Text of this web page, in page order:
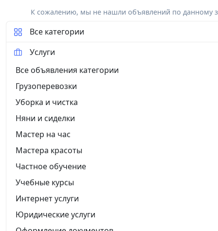
К сожалению, мы не нашли объявлений по данному
Все категории
Услуги
Все объявления категории
Грузоперевозки
Уборка и чистка
Няни и сиделки
Мастер на час
Мастера красоты
Частное обучение
Учебные курсы
Интернет услуги
Юридические услуги